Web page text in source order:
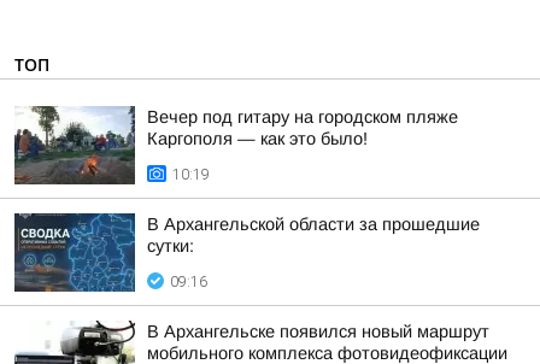
ТОП
Вечер под гитару на городском пляже
Каргополя — как это было!
10:19
В Архангельской области за прошедшие
сутки:
09:16
В Архангельске появился новый маршрут
мобильного комплекса фотовидеофиксации